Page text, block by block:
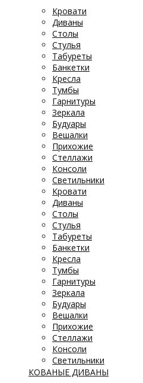
Кровати
Диваны
Столы
Стулья
Табуреты
Банкетки
Кресла
Тумбы
Гарнитуры
Зеркала
Будуары
Вешалки
Прихожие
Стеллажи
Консоли
Светильники
Кровати
Диваны
Столы
Стулья
Табуреты
Банкетки
Кресла
Тумбы
Гарнитуры
Зеркала
Будуары
Вешалки
Прихожие
Стеллажи
Консоли
Светильники
КОВАНЫЕ ДИВАНЫ